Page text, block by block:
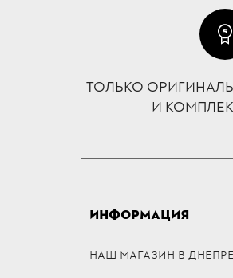
ТОЛЬКО
И
ИНФОРМАЦИЯ
НАШ МАГАЗИН В ДНЕПРЕ